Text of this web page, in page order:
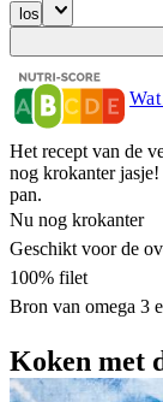
los
Het recept van de
nog krokanter
pan.
Nu nog krokanter
Geschikt voor de
100% filet
Bron van omega 3
Koken met